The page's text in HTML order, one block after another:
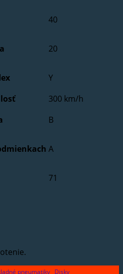
40
20
Y
300 km/h
B
A
71
pneumatiky Disky